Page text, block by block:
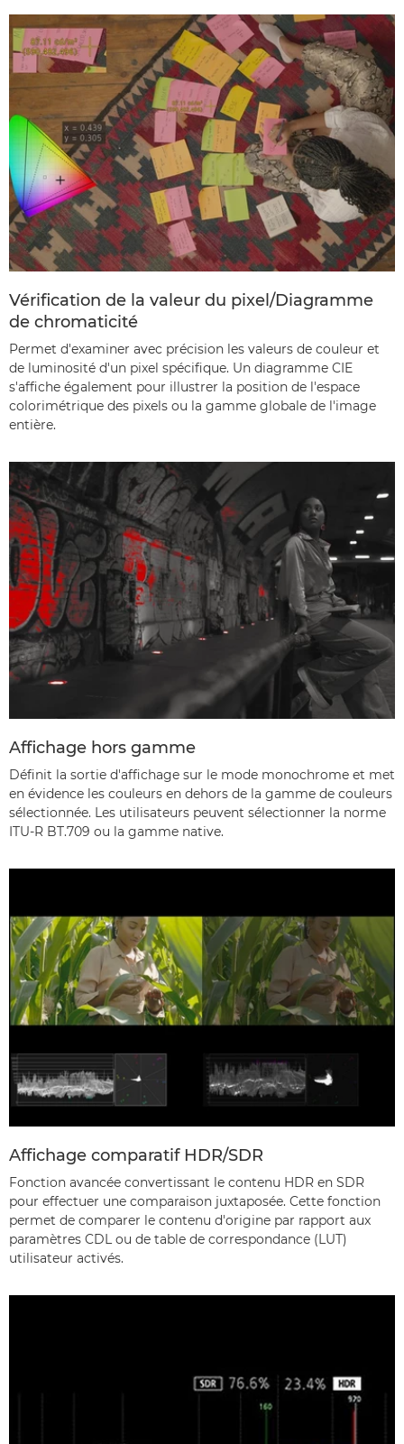
Vérification de la valeur du pixel/Diagramme
de chromaticité
Permet d'examiner avec précision les valeurs de couleur et
de luminosité d'un pixel spécifique. Un diagramme CIE
s'affiche également pour illustrer la position de l'espace
colorimétrique des pixels ou la gamme globale de l'image
entière.
Affichage hors gamme
Définit la sortie d'affichage sur le mode monochrome et met
en évidence les couleurs en dehors de la gamme de couleurs
sélectionnée. Les utilisateurs peuvent sélectionner la norme
ITU-R BT.709 ou la gamme native.
Affichage comparatif HDR/SDR
Fonction avancée convertissant le contenu HDR en SDR
pour effectuer une comparaison juxtaposée. Cette fonction
permet de comparer le contenu d'origine par rapport aux
paramètres CDL ou de table de correspondance (LUT)
utilisateur activés.